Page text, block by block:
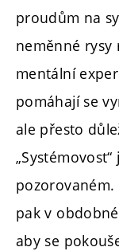
proudům na
neměnné rysy
mentální
pomáhají se
ale přesto
pak v
aby se